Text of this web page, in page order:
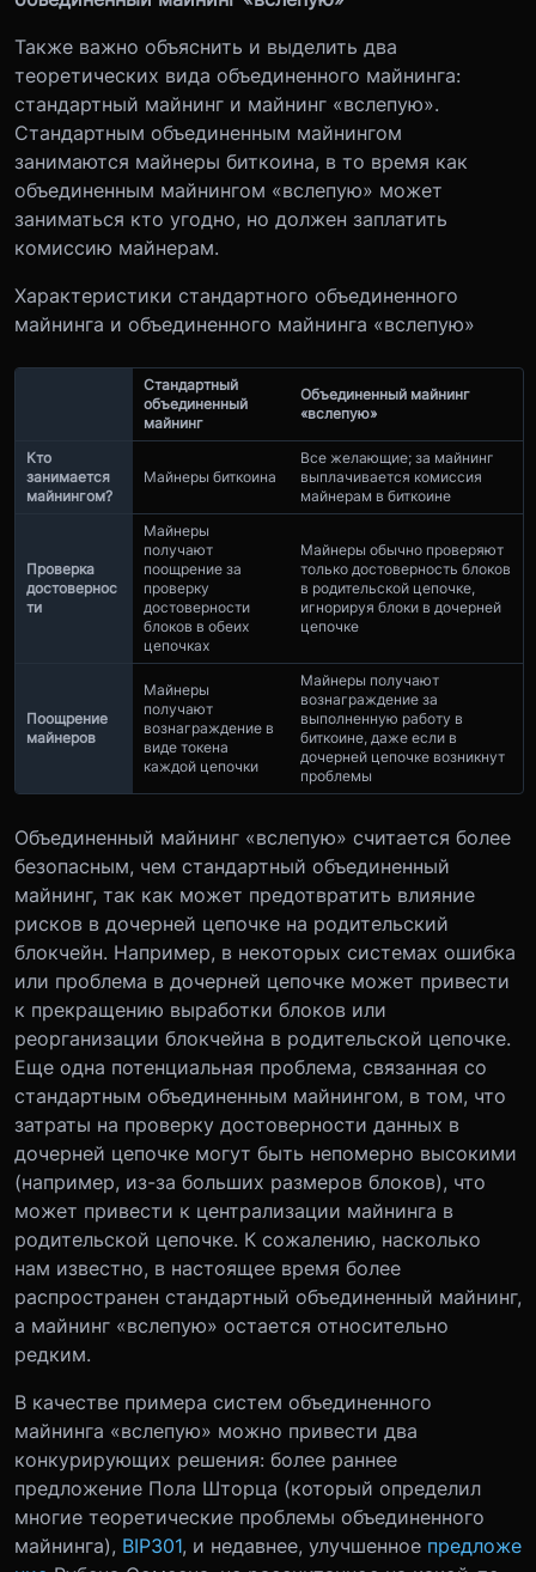
Также важно объяснить и выделить два
теоретических вида объединенного майнинга:
стандартный майнинг и майнинг «вслепую».
Стандартным объединенным майнингом
занимаются майнеры биткоина, в то время как
объединенным майнингом «вслепую» может
заниматься кто угодно, но должен заплатить
комиссию майнерам.
Характеристики стандартного объединенного
майнинга и объединенного майнинга «вслепую»
Стандартный
объединенный
майнинг
Объединенный майнинг
«вслепую»
Кто
занимается
майнингом?
Майнеры биткоина
Все желающие; за майнинг
выплачивается комиссия
майнерам в биткоине
Проверка
достовернос
ти
Майнеры
получают
поощрение за
проверку
достоверности
блоков в обеих
цепочках
Майнеры обычно проверяют
только достоверность блоков
в родительской цепочке,
игнорируя блоки в дочерней
цепочке
Поощрение
майнеров
Майнеры
получают
вознаграждение в
виде токена
каждой цепочки
Майнеры получают
вознаграждение за
выполненную работу в
биткоине, даже если в
дочерней цепочке возникнут
проблемы
Объединенный майнинг «вслепую» считается более
безопасным, чем стандартный объединенный
майнинг, так как может предотвратить влияние
рисков в дочерней цепочке на родительский
блокчейн. Например, в некоторых системах ошибка
или проблема в дочерней цепочке может привести
к прекращению выработки блоков или
реорганизации блокчейна в родительской цепочке.
Еще одна потенциальная проблема, связанная со
стандартным объединенным майнингом, в том, что
затраты на проверку достоверности данных в
дочерней цепочке могут быть непомерно высокими
(например, из-за больших размеров блоков), что
может привести к централизации майнинга в
родительской цепочке. К сожалению, насколько
нам известно, в настоящее время более
распространен стандартный объединенный майнинг,
а майнинг «вслепую» остается относительно
редким.
В качестве примера систем объединенного
майнинга «вслепую» можно привести два
конкурирующих решения: более раннее
предложение Пола Шторца (который определил
многие теоретические проблемы объединенного
майнинга), BIP301, и недавнее, улучшенное предложе